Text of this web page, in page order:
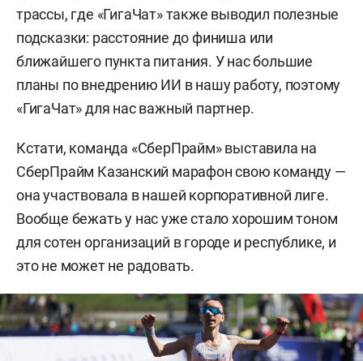
трассы, где «ГигаЧат» также выводил полезные
подсказки: расстояние до финиша или
ближайшего пункта питания. У нас большие
планы по внедрению ИИ в нашу работу, поэтому
«ГигаЧат» для нас важный партнер.
Кстати, команда «СберПрайм» выставила на
СберПрайм Казанский марафон свою команду —
она участвовала в нашей корпоративной лиге.
Вообще бежать у нас уже стало хорошим тоном
для сотен организаций в городе и республике, и
это не может не радовать.